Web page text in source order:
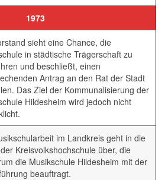
1973
sieht eine Chance, die
in städtische Trägerschaft zu
und beschließt, einen
Antrag an den Rat der Stadt
Das Ziel der Kommunalisierung der
Hildesheim wird jedoch nicht
im Landkreis geht in die
Kreisvolkshochschule über, die
die Musikschule Hildesheim mit der
beauftragt.